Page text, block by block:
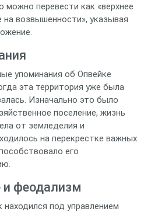
можно перевести как «верхнее
на возвышенности», указывая
упоминания об Опвейке
эта территория уже была
Изначально это было
поселение, жизнь
от земледелия и
на перекрестке важных
его
и феодализм
под управлением